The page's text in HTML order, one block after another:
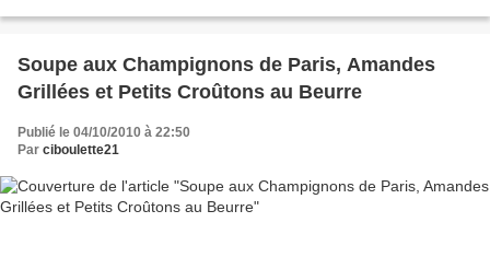
Soupe aux Champignons de Paris, Amandes
Grillées et Petits Croûtons au Beurre
Publié le 04/10/2010 à 22:50
Par ciboulette21